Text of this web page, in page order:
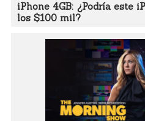
iPhone 4GB: ¿Podría este
los $100 mil?